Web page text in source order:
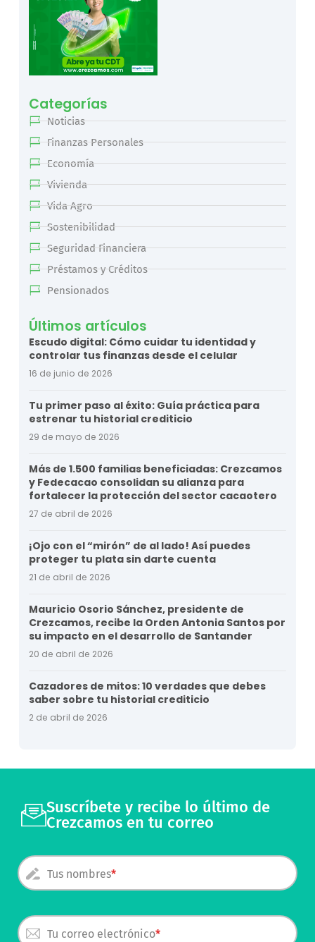
Categorías
Noticias
Finanzas Personales
Economía
Vivienda
Vida Agro
Sostenibilidad
Seguridad Financiera
Préstamos y Créditos
Pensionados
Últimos artículos
Escudo digital: Cómo cuidar tu identidad y
controlar tus finanzas desde el celular
16 de junio de 2026
Tu primer paso al éxito: Guía práctica para
estrenar tu historial crediticio
29 de mayo de 2026
Más de 1.500 familias beneficiadas: Crezcamos
y Fedecacao consolidan su alianza para
fortalecer la protección del sector cacaotero
27 de abril de 2026
¡Ojo con el “mirón” de al lado! Así puedes
proteger tu plata sin darte cuenta
21 de abril de 2026
Mauricio Osorio Sánchez, presidente de
Crezcamos, recibe la Orden Antonia Santos por
su impacto en el desarrollo de Santander
20 de abril de 2026
Cazadores de mitos: 10 verdades que debes
saber sobre tu historial crediticio
2 de abril de 2026
Suscríbete y recibe lo último de
Crezcamos en tu correo
Tus nombres
Tu correo electrónico